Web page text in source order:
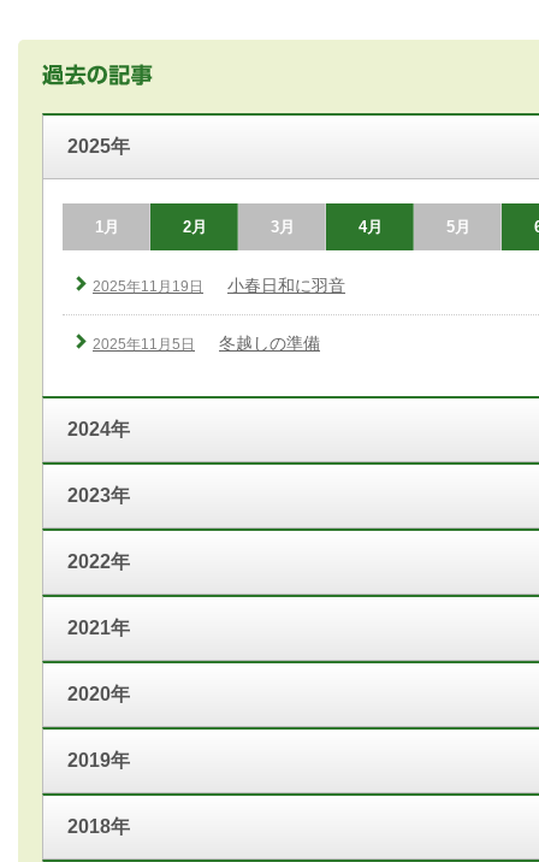
2025年
1月 2月 3月 4月 5月
2025年11月19日 小春日和に羽音
2025年11月5日 冬越しの準備
2024年
2023年
2022年
2021年
2020年
2019年
2018年